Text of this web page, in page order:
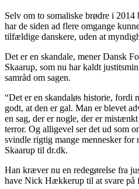
Selv om to somaliske brødre i
har de siden ad flere omgange
tilfældige danskere, uden at
Det er en skandale, mener Dansk
Skaarup, som nu har kaldt
samråd om sagen.
“Det er en skandaløs historie, fordi
godt, at den er gal. Man er blevet
en sag, der er nogle, der er
terror. Og alligevel ser det ud som
svindle rigtig mange mennesker for
Skaarup til dr.dk.
Han kræver nu en redegørelse fra
have Nick Hækkerup til at svare på